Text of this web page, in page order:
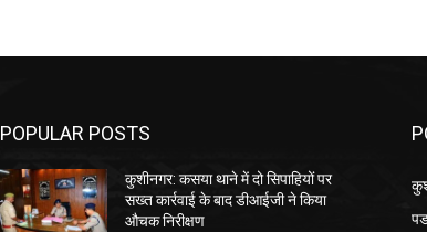
POPULAR POSTS
कुशीनगर: कसया थाने में दो सिपाहियों पर
सख्त कार्रवाई के बाद डीआईजी ने किया
औचक निरीक्षण